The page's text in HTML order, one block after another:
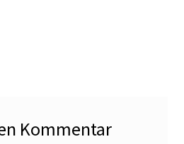
Kommentar